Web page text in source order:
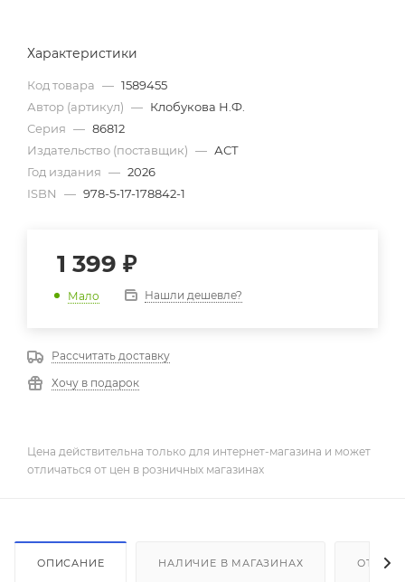
Характеристики
Код товара — 1589455
Автор (артикул) — Клобукова Н.Ф.
Серия — 86812
Издательство (поставщик) — АСТ
Год издания — 2026
ISBN
— 978-5-17-178842-1
1 399 ₽
Мало Нашли дешевле?
Рассчитать доставку
Хочу в подарок
Цена действительна только для интернет-магазина и может
отличаться от цен в розничных магазинах
ОПИСАНИЕ НАЛИЧИЕ В МАГАЗИНАХ